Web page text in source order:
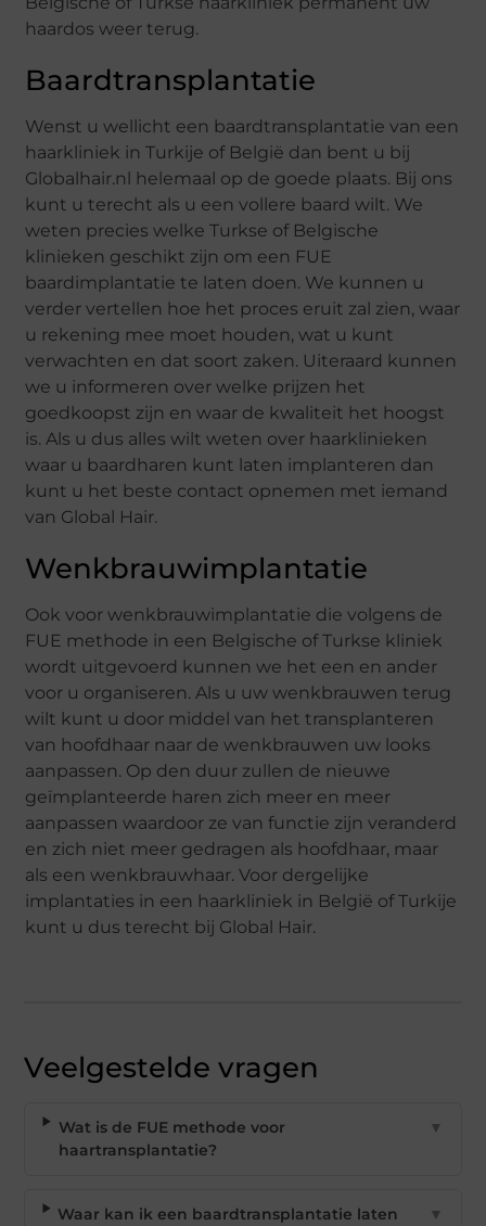
haardos weer terug.
Baardtransplantatie
Wenst u wellicht een baardtransplantatie van een
haarkliniek in Turkije of België dan bent u bij
Globalhair.nl helemaal op de goede plaats. Bij ons
kunt u terecht als u een vollere baard wilt. We
weten precies welke Turkse of Belgische
klinieken geschikt zijn om een FUE
baardimplantatie te laten doen. We kunnen u
verder vertellen hoe het proces eruit zal zien, waar
u rekening mee moet houden, wat u kunt
verwachten en dat soort zaken. Uiteraard kunnen
we u informeren over welke prijzen het
goedkoopst zijn en waar de kwaliteit het hoogst
is. Als u dus alles wilt weten over haarklinieken
waar u baardharen kunt laten implanteren dan
kunt u het beste contact opnemen met iemand
van Global Hair.
Wenkbrauwimplantatie
Ook voor wenkbrauwimplantatie die volgens de
FUE methode in een Belgische of Turkse kliniek
wordt uitgevoerd kunnen we het een en ander
voor u organiseren. Als u uw wenkbrauwen terug
wilt kunt u door middel van het transplanteren
van hoofdhaar naar de wenkbrauwen uw looks
aanpassen. Op den duur zullen de nieuwe
geïmplanteerde haren zich meer en meer
aanpassen waardoor ze van functie zijn veranderd
en zich niet meer gedragen als hoofdhaar, maar
als een wenkbrauwhaar. Voor dergelijke
implantaties in een haarkliniek in België of Turkije
kunt u dus terecht bij Global Hair.
Veelgestelde vragen
Wat is de FUE methode voor
haartransplantatie?
▼
Waar kan ik een baardtransplantatie laten
▼